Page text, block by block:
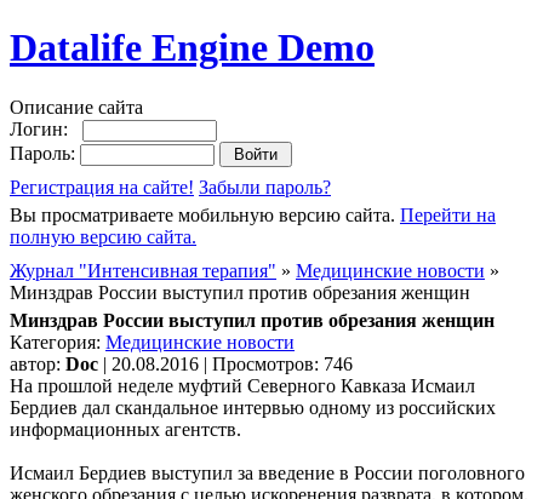
Datalife Engine Demo
Описание сайта
Логин:
Пароль:
Регистрация на сайте! Забыли пароль?
Вы просматриваете мобильную версию сайта. Перейти на
полную версию сайта.
Журнал "Интенсивная терапия" » Медицинские новости »
Минздрав России выступил против обрезания женщин
Минздрав России выступил против обрезания женщин
Категория: Медицинские новости
автор: Doc | 20.08.2016 | Просмотров: 746
На прошлой неделе муфтий Северного Кавказа Исмаил
Бердиев дал скандальное интервью одному из российских
информационных агентств.
Исмаил Бердиев выступил за введение в России поголовного
женского обрезания с целью искоренения разврата, в котором,